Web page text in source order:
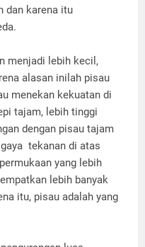
dan karena itu
menjadi lebih kecil,
alasan inilah pisau
menekan kekuatan di
tajam, lebih tinggi
dengan pisau tajam
tekanan di atas
yang lebih
lebih banyak
itu, pisau adalah yang